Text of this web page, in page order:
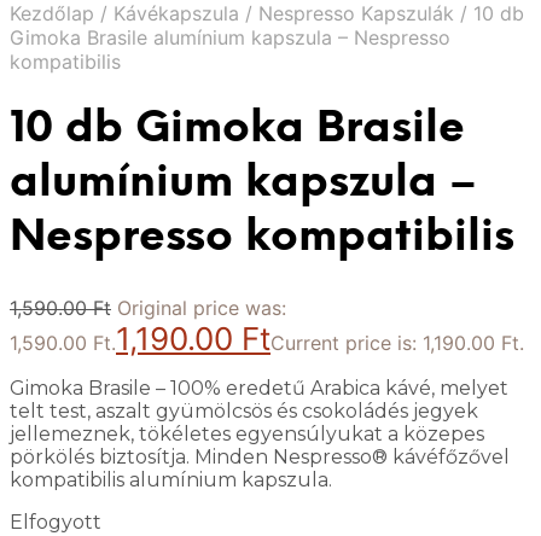
Kezdőlap / Kávékapszula / Nespresso Kapszulák / 10 db
Gimoka Brasile alumínium kapszula – Nespresso
kompatibilis
10 db Gimoka Brasile
alumínium kapszula –
Nespresso kompatibilis
1,590.00Ft Original price was:
1,590.00 Ft.1,190.00 FtCurrent price is: 1,190.00 Ft.
Gimoka Brasile – 100% eredetű Arabica kávé, melyet
telt test, aszalt gyümölcsös és csokoládés jegyek
jellemeznek, tökéletes egyensúlyukat a közepes
pörkölés biztosítja. Minden Nespresso® kávéfőzővel
kompatibilis alumínium kapszula.
Elfogyott